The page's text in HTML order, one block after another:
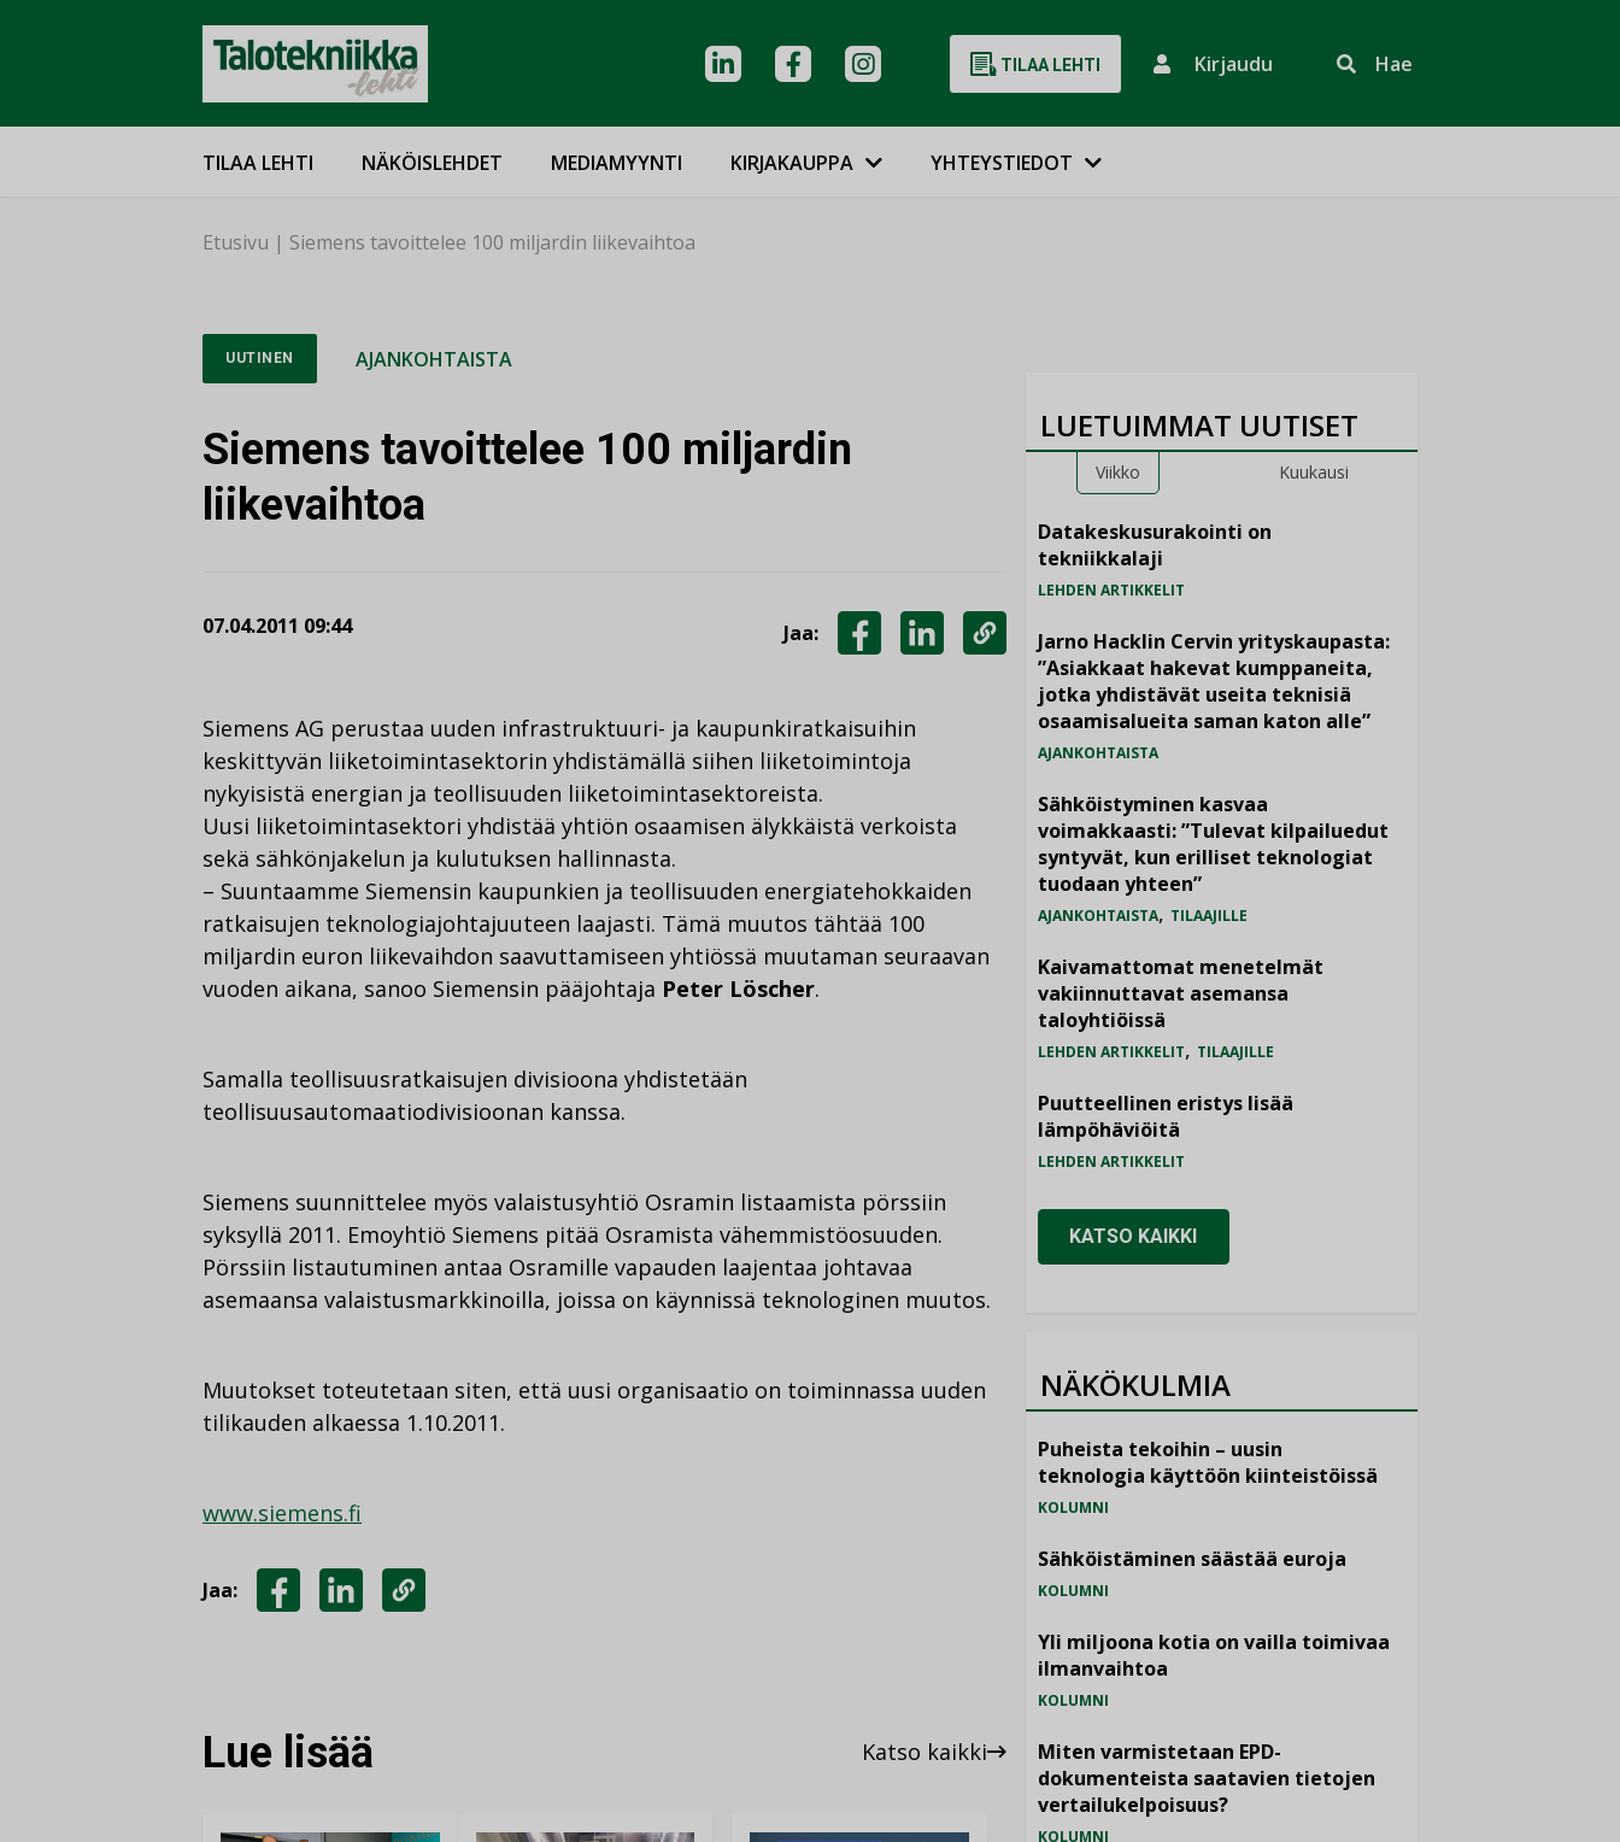
TILAA LEHTI Kirjaudu Hae
TILAA LEHTI NÄKÖISLEHDET MEDIAMYYNTI KIRJAKAUPPA YHTEYSTIEDOT
Etusivu | Siemens tavoittelee 100 miljardin liikevaihtoa
UUTINEN AJANKOHTAISTA
Siemens tavoittelee 100 miljardin
liikevaihtoa
07.04.2011 09:44 Jaa:
LINKEDINISSÄ
KOPIOI
LINKKI
Siemens AG perustaa uuden infrastruktuuri- ja kaupunkiratkaisuihin
keskittyvän liiketoimintasektorin yhdistämällä siihen liiketoimintoja
nykyisistä energian ja teollisuuden liiketoimintasektoreista.
Uusi liiketoimintasektori yhdistää yhtiön osaamisen älykkäistä verkoista
sekä sähkönjakelun ja kulutuksen hallinnasta.
– Suuntaamme Siemensin kaupunkien ja teollisuuden energiatehokkaiden
ratkaisujen teknologiajohtajuuteen laajasti. Tämä muutos tähtää 100
miljardin euron liikevaihdon saavuttamiseen yhtiössä muutaman seuraavan
vuoden aikana, sanoo Siemensin pääjohtaja Peter Löscher.
Samalla teollisuusratkaisujen divisioona yhdistetään
teollisuusautomaatiodivisioonan kanssa.
Siemens suunnittelee myös valaistusyhtiö Osramin listaamista pörssiin
syksyllä 2011. Emoyhtiö Siemens pitää Osramista vähemmistöosuuden.
Pörssiin listautuminen antaa Osramille vapauden laajentaa johtavaa
asemaansa valaistusmarkkinoilla, joissa on käynnissä teknologinen muutos.
Muutokset toteutetaan siten, että uusi organisaatio on toiminnassa uuden
tilikauden alkaessa 1.10.2011.
www.siemens.fi
Jaa:
Lue lisää Katso kaikki
LUETUIMMAT UUTISET
Viikko Kuukausi
Datakeskusurakointi on
tekniikkalaji
LEHDEN ARTIKKELIT
Jarno Hacklin Cervin yrityskaupasta:
”Asiakkaat hakevat kumppaneita,
jotka yhdistävät useita teknisiä
osaamisalueita saman katon alle”
AJANKOHTAISTA
Sähköistyminen kasvaa
voimakkaasti: ”Tulevat kilpailuedut
syntyvät, kun erilliset teknologiat
tuodaan yhteen”
AJANKOHTAISTA, TILAAJILLE
Kaivamattomat menetelmät
vakiinnuttavat asemansa
taloyhtiöissä
LEHDEN ARTIKKELIT, TILAAJILLE
Puutteellinen eristys lisää
lämpöhäviöitä
LEHDEN ARTIKKELIT
KATSO KAIKKI
NÄKÖKULMIA
Puheista tekoihin – uusin
teknologia käyttöön kiinteistöissä
KOLUMNI
Sähköistäminen säästää euroja
KOLUMNI
Yli miljoona kotia on vailla toimivaa
ilmanvaihtoa
KOLUMNI
Miten varmistetaan EPD-
dokumenteista saatavien tietojen
vertailukelpoisuus?
KOLUMNI